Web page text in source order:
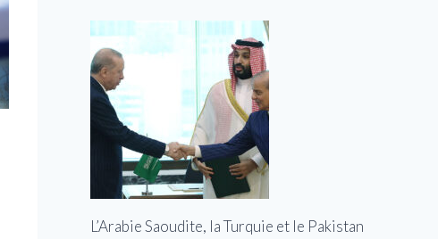
L’Arabie Saoudite, la Turquie et le Pakistan